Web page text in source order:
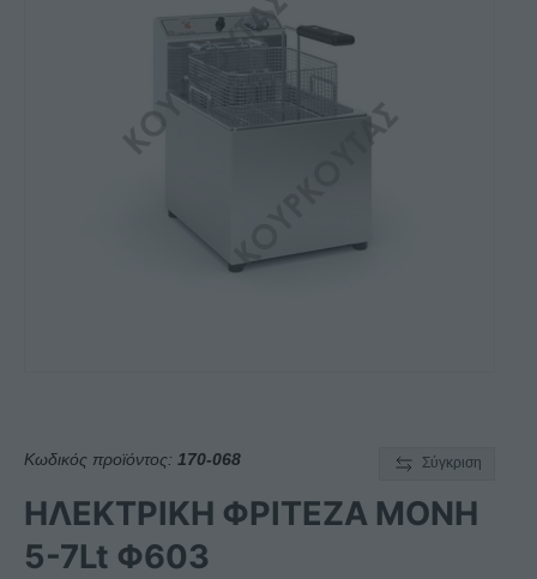
Κωδικός προϊόντος: 170-068 Σύγκριση
ΗΛΕΚΤΡΙΚΗ ΦΡΙΤΕΖΑ ΜΟΝΗ
5-7Lt Φ603